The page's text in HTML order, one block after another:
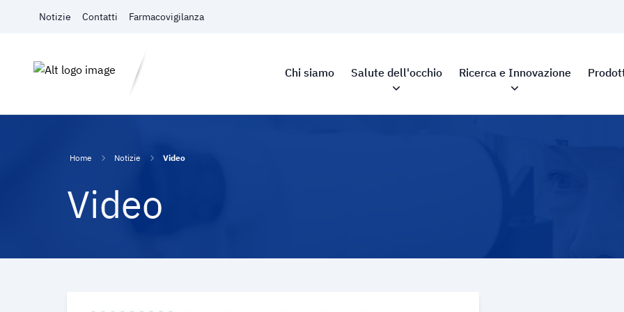
Notizie Contatti Farmacovigilanza
Chi siamo Salute dell'occhio Ricerca e Innovazione
Home Notizie Video
Video